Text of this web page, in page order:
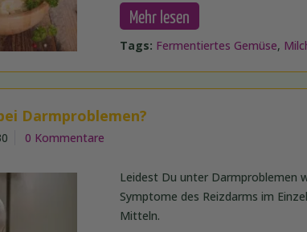
Mehr lesen
Tags: Fermentiertes Gemüse,
Darmproblemen?
0 Kommentare
Leidest Du unter Darmproblemen
Symptome des Reizdarms im
Mitteln.